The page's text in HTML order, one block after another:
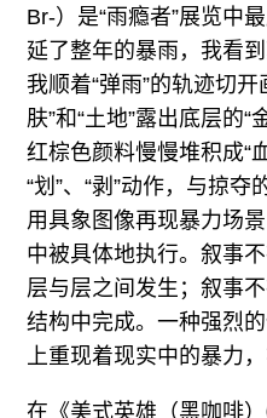
Br-）是“雨瘾者”展览中
延了整年的暴雨，我看
我顺着“弹雨”的轨迹切
肤”和“土地”露出底层的
红棕色颜料慢慢堆积成“
“划”、“剥”动作，与掠
用具象图像再现暴力场
中被具体地执行。叙事
层与层之间发生；叙事
结构中完成。一种强烈
上重现着现实中的暴力
在《美式英雄（黑咖啡